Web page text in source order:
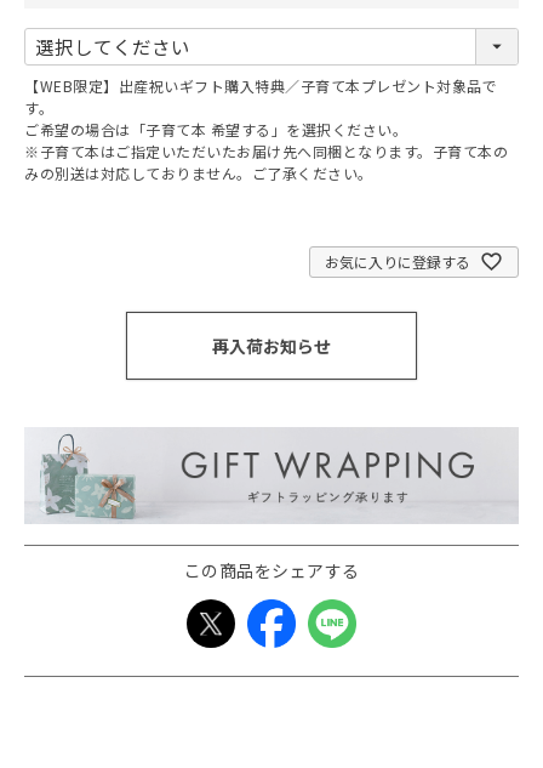
必
須
【WEB限定】出産祝いギフト購入特典／子育て本プレゼント対象品で
す。
ご希望の場合は「子育て本 希望する」を選択ください。
※子育て本はご指定いただいたお届け先へ同梱となります。子育て本の
みの別送は対応しておりません。ご了承ください。
お気に入りに登録する
再入荷お知らせ
この商品をシェアする